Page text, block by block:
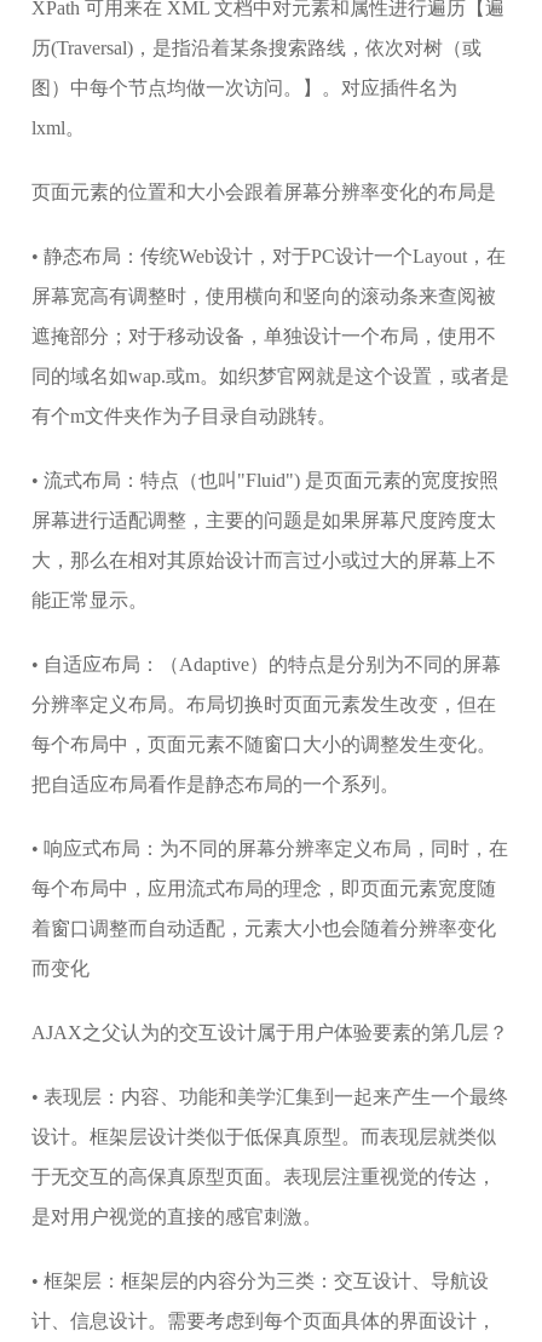
XPath 可用来在 XML 文档中对元素和属性进行遍历【遍
历(Traversal)，是指沿着某条搜索路线，依次对树（或
图）中每个节点均做一次访问。】。对应插件名为
lxml。
页面元素的位置和大小会跟着屏幕分辨率变化的布局是
• 静态布局：传统Web设计，对于PC设计一个Layout，在
屏幕宽高有调整时，使用横向和竖向的滚动条来查阅被
遮掩部分；对于移动设备，单独设计一个布局，使用不
同的域名如wap.或m。如织梦官网就是这个设置，或者是
有个m文件夹作为子目录自动跳转。
• 流式布局：特点（也叫"Fluid") 是页面元素的宽度按照
屏幕进行适配调整，主要的问题是如果屏幕尺度跨度太
大，那么在相对其原始设计而言过小或过大的屏幕上不
能正常显示。
• 自适应布局：（Adaptive）的特点是分别为不同的屏幕
分辨率定义布局。布局切换时页面元素发生改变，但在
每个布局中，页面元素不随窗口大小的调整发生变化。
把自适应布局看作是静态布局的一个系列。
• 响应式布局：为不同的屏幕分辨率定义布局，同时，在
每个布局中，应用流式布局的理念，即页面元素宽度随
着窗口调整而自动适配，元素大小也会随着分辨率变化
而变化
AJAX之父认为的交互设计属于用户体验要素的第几层？
• 表现层：内容、功能和美学汇集到一起来产生一个最终
设计。框架层设计类似于低保真原型。而表现层就类似
于无交互的高保真原型页面。表现层注重视觉的传达，
是对用户视觉的直接的感官刺激。
• 框架层：框架层的内容分为三类：交互设计、导航设
计、信息设计。需要考虑到每个页面具体的界面设计，